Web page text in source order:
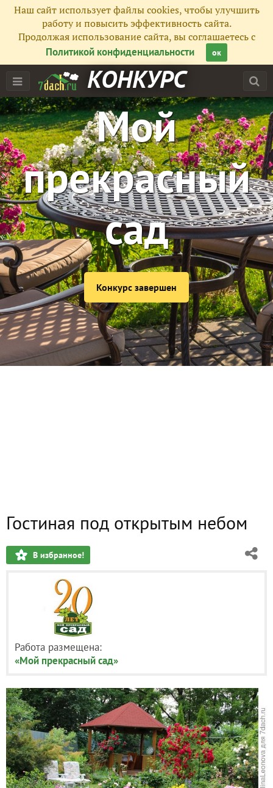
КОНКУРС
Мой
прекрасный
сад
Конкурс завершен
Наш сайт использует файлы cookies, чтобы улучшить
работу и повысить эффективность сайта.
Продолжая использование сайта, вы соглашаетесь с
Политикой конфиденциальности
ок
Гостиная под открытым небом
В избранное!
Работа размещена:
«Мой прекрасный сад»